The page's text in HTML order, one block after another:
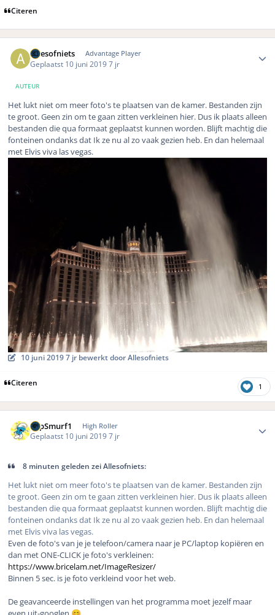
Citeren
Allesofniets Advantage Player
Geplaatst 10 juni 20197 jr
AUTEUR
Het lukt niet om meer foto's te plaatsen van de kamer. Bestanden zijn
te groot. Geen zin om te gaan zitten verkleinen hier. Dus ik plaats alleen
bestanden die qua formaat geplaatst kunnen worden. Blijft machtig die
fonteinen ondanks dat Ik ze nu al zo vaak gezien heb. En dan helemaal
met Elvis viva las vegas.
10 juni 20197 jr bewerkt door Allesofniets
Citeren 1
FopSmurf1 High Roller
Geplaatst 10 juni 20197 jr
8 minuten geleden zei Allesofniets:
Het lukt niet om meer foto's te plaatsen van de kamer. Bestanden zijn
te groot. Geen zin om te gaan zitten verkleinen hier. Dus ik plaats alleen
bestanden die qua formaat geplaatst kunnen worden. Blijft machtig die
fonteinen ondanks dat Ik ze nu al zo vaak gezien heb. En dan helemaal
met Elvis viva las vegas.
Even de foto's van je je telefoon/camera naar je PC/laptop kopiëren en
dan met ONE-CLICK je foto's verkleinen:
https://www.bricelam.net/ImageResizer/
Binnen 5 sec. is je foto verkleind voor het web.
De geavanceerde instellingen van het programma moet jezelf maar